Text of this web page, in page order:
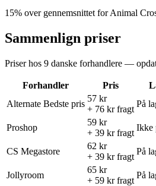
15% over gennemsnittet for Animal
Sammenlign priser
Priser hos 9 danske forhandlere —
Forhandler Pris
Alternate Bedste pris
57 kr
+ 76 kr fragt
På
Proshop
59 kr
+ 39 kr fragt
Ikke
CS Megastore
62 kr
+ 39 kr fragt
På
Jollyroom
65 kr
+ 59 kr fragt
På